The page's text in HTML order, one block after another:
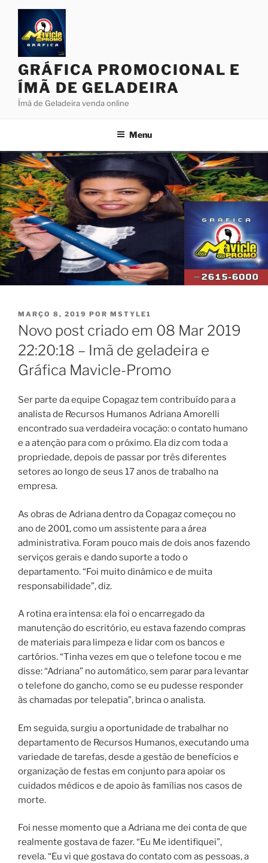
Pular
conteúdo
GRÁFICA PROMOCIONAL E
ÍMÃ DE GELADEIRA
Ímã de Geladeira venda online
Menu
PUBLICADO
EM
MARÇO 8, 2019 POR MSTYLE1
Novo post criado em 08 Mar 2019
22:20:18 – Imã de geladeira e
Gráfica Mavicle-Promo
Ser parte da equipe Copagaz tem contribuído para a
analista de Recursos Humanos Adriana Amorelli
encontrado sua verdadeira vocação: o contato humano
e a atenção para com o próximo. Ela diz com toda a
propriedade, depois de passar por três diferentes
setores ao longo de seus 17 anos de trabalho na
empresa.
As obras de Adriana dentro da Copagaz começou no
ano de 2001, como um assistente para a área
administrativa. Foram pouco mais de dois anos fazendo
serviços gerais e dando suporte a todo o
departamento. “Foi muito dinâmico e de muita
responsabilidade”, diz.
A rotina era intensa: ela foi o encarregado da
manutenção do escritório, eu estava fazendo compras
de materiais para limpeza e lidar com os bancos e
cartórios. “Tinha vezes em que o telefone tocou e me
disse: “Adriana” no automático, sem parar para levantar
o telefone do gancho, como se eu pudesse responder
às chamadas por telepatia”, brinca o analista.
Em seguida, surgiu a oportunidade de trabalhar no
departamento de Recursos Humanos, executando uma
variedade de tarefas, desde a gestão de benefícios e
organização de festas em conjunto para apoiar os
cuidados médicos e de apoio às famílias nos casos de
morte.
Foi nesse momento que a Adriana me dei conta de que
realmente gostava de fazer. “Eu Me identifiquei”,
revela. “Eu vi que gostava do contato com as pessoas, a